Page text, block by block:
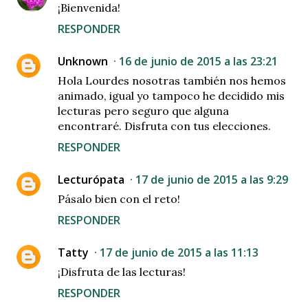
¡Bienvenida!
RESPONDER
Unknown 16 de junio de 2015 a las 23:21
Hola Lourdes nosotras también nos hemos
animado, igual yo tampoco he decidido mis
lecturas pero seguro que alguna
encontraré. Disfruta con tus elecciones.
RESPONDER
Lecturópata 17 de junio de 2015 a las 9:29
Pásalo bien con el reto!
RESPONDER
Tatty 17 de junio de 2015 a las 11:13
¡Disfruta de las lecturas!
RESPONDER